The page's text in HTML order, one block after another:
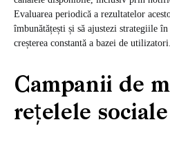
Evaluarea periodică a rezultatelor
îmbunătățești și să ajustezi strategiile
creșterea constantă a bazei de utilizatori.
Campanii de
rețelele sociale